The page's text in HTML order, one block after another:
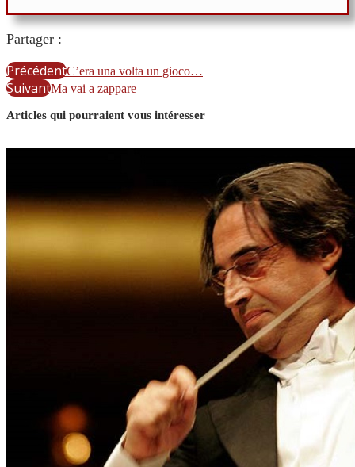
Partager :
PrécédentC’era una volta un gioco…
SuivantMa vai a zappare
Articles qui pourraient vous intéresser